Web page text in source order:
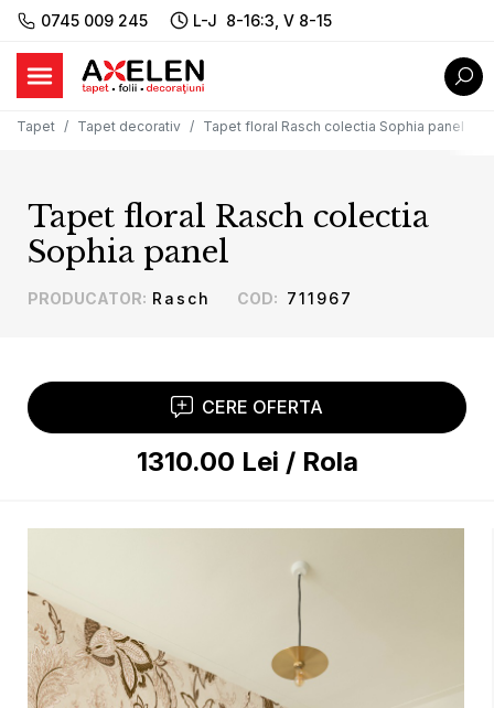
0745 009 245 L-J 8-16:3, V 8-15
Tapet Tapet decorativ Tapet floral Rasch colectia Sophia panel
CERE OFERTA
1310.00 Lei / Rola
Tapet floral Rasch colectia
Sophia panel
PRODUCATOR: Rasch COD: 711967